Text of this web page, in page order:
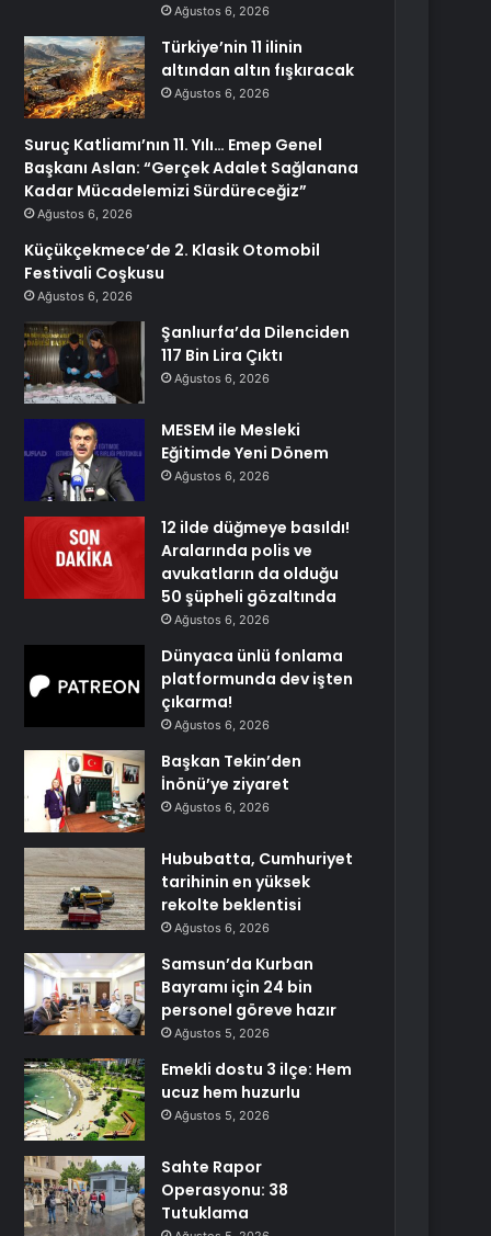
Ağustos 6, 2026
Türkiye’nin 11 ilinin
altından altın fışkıracak
Ağustos 6, 2026
Suruç Katliamı’nın 11. Yılı… Emep Genel
Başkanı Aslan: “Gerçek Adalet Sağlanana
Kadar Mücadelemizi Sürdüreceğiz”
Ağustos 6, 2026
Küçükçekmece’de 2. Klasik Otomobil
Festivali Coşkusu
Ağustos 6, 2026
Şanlıurfa’da Dilenciden
117 Bin Lira Çıktı
Ağustos 6, 2026
MESEM ile Mesleki
Eğitimde Yeni Dönem
Ağustos 6, 2026
12 ilde düğmeye basıldı!
Aralarında polis ve
avukatların da olduğu
50 şüpheli gözaltında
Ağustos 6, 2026
Dünyaca ünlü fonlama
platformunda dev işten
çıkarma!
Ağustos 6, 2026
Başkan Tekin’den
İnönü’ye ziyaret
Ağustos 6, 2026
Hububatta, Cumhuriyet
tarihinin en yüksek
rekolte beklentisi
Ağustos 6, 2026
Samsun’da Kurban
Bayramı için 24 bin
personel göreve hazır
Ağustos 5, 2026
Emekli dostu 3 ilçe: Hem
ucuz hem huzurlu
Ağustos 5, 2026
Sahte Rapor
Operasyonu: 38
Tutuklama